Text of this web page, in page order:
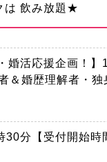
は 飲み放題★
婚活応援企画！
＆婚歴理解者・
分【受付開始時